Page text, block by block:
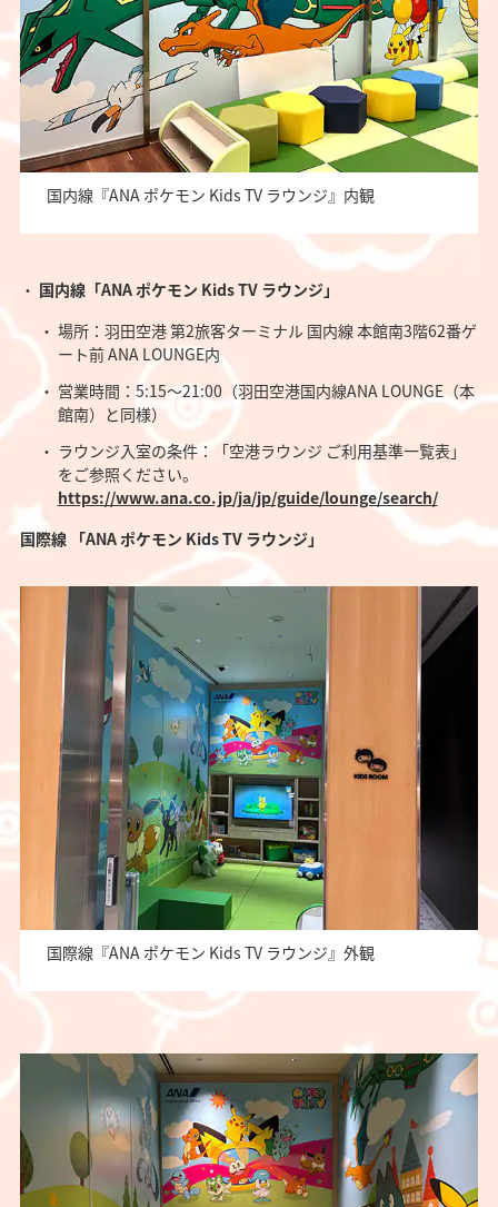
国内線『ANA ポケモン Kids TV ラウンジ』内観
国内線「ANA ポケモン Kids TV ラウンジ」
場所：羽田空港 第2旅客ターミナル 国内線 本館南3階62番ゲ
ート前 ANA LOUNGE内
営業時間：5:15～21:00（羽田空港国内線ANA LOUNGE（本
館南）と同様）
ラウンジ入室の条件：「空港ラウンジ ご利用基準一覧表」
をご参照ください。
https://www.ana.co.jp/ja/jp/guide/lounge/search/
国際線 「ANA ポケモン Kids TV ラウンジ」
国際線『ANA ポケモン Kids TV ラウンジ』外観